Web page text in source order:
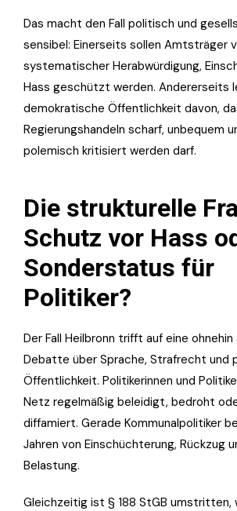
Das macht den Fall politisch und
sensibel: Einerseits sollen Amtsträger
systematischer Herabwürdigung,
Hass geschützt werden. Andererseits
demokratische Öffentlichkeit davon,
Regierungshandeln scharf, unbequem
polemisch kritisiert werden darf.
Die strukturelle
Schutz vor Hass
Sonderstatus für
Politiker?
Der Fall Heilbronn trifft auf eine
Debatte über Sprache, Strafrecht und
Öffentlichkeit. Politikerinnen und
Netz regelmäßig beleidigt, bedroht
diffamiert. Gerade Kommunalpolitiker
Jahren von Einschüchterung, Rückzug
Belastung.
Gleichzeitig ist § 188 StGB umstritten,